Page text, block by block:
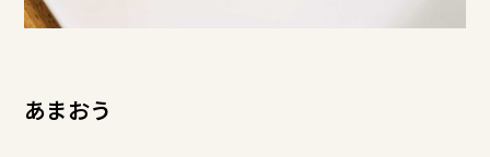
あまおう